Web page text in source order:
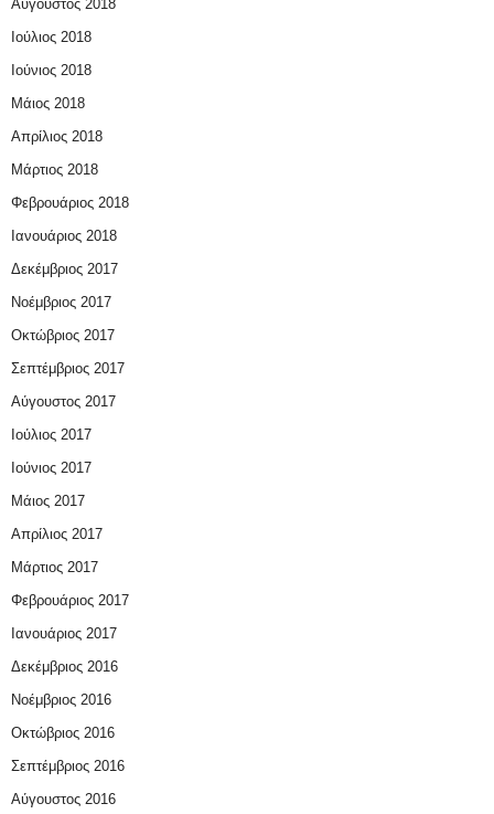
Αύγουστος 2018
Ιούλιος 2018
Ιούνιος 2018
Μάιος 2018
Απρίλιος 2018
Μάρτιος 2018
Φεβρουάριος 2018
Ιανουάριος 2018
Δεκέμβριος 2017
Νοέμβριος 2017
Οκτώβριος 2017
Σεπτέμβριος 2017
Αύγουστος 2017
Ιούλιος 2017
Ιούνιος 2017
Μάιος 2017
Απρίλιος 2017
Μάρτιος 2017
Φεβρουάριος 2017
Ιανουάριος 2017
Δεκέμβριος 2016
Νοέμβριος 2016
Οκτώβριος 2016
Σεπτέμβριος 2016
Αύγουστος 2016